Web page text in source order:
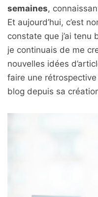
semaines,
Et aujourd’hui, c’est
constate que j’ai tenu
je continuais de me
nouvelles idées
faire une
blog depuis sa